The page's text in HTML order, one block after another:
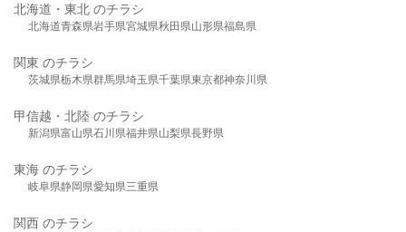
北海道・東北 のチラシ
北海道青森県岩手県宮城県秋田県山形県福島県
関東 のチラシ
茨城県栃木県群馬県埼玉県千葉県東京都神奈川県
甲信越・北陸 のチラシ
新潟県富山県石川県福井県山梨県長野県
東海 のチラシ
岐阜県静岡県愛知県三重県
関西 のチラシ